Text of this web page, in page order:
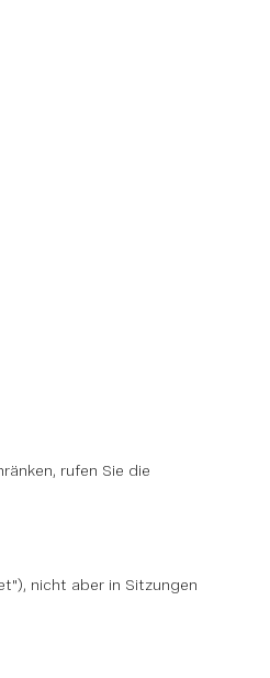
rufen Sie die
nicht aber in Sitzungen